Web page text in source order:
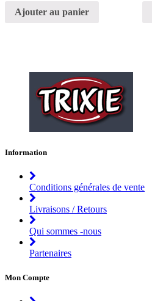
Ajouter au panier
Information
Conditions générales de vente
Livraisons / Retours
Qui sommes -nous
Partenaires
Mon Compte